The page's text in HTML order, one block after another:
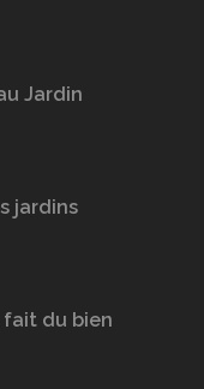
Jardin
jardins
fait du bien